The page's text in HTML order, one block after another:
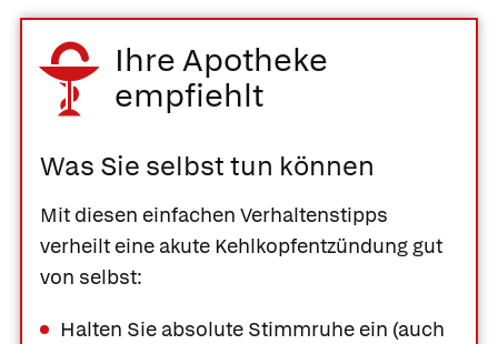
Ihre Apotheke
empfiehlt
Was Sie selbst tun können
Mit diesen einfachen Verhaltenstipps
verheilt eine akute Kehlkopfentzündung gut
von selbst:
Halten Sie absolute Stimmruhe ein (auch